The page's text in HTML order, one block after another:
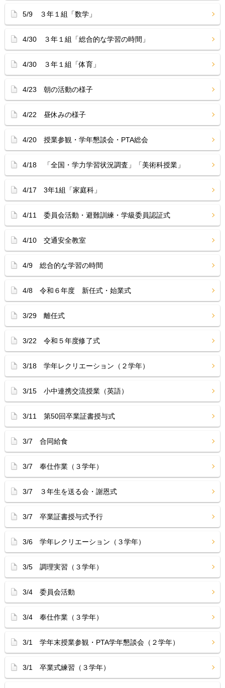
5/9 ３年１組「数学」
4/30 ３年１組「総合的な学習の時間」
4/30 ３年１組「体育」
4/23 朝の活動の様子
4/22 昼休みの様子
4/20 授業参観・学年懇談会・PTA総会
4/18 「全国・学力学習状況調査」「美術科授業」
4/17 3年1組「家庭科」
4/11 委員会活動・避難訓練・学級委員認証式
4/10 交通安全教室
4/9 総合的な学習の時間
4/8 令和６年度 新任式・始業式
3/29 離任式
3/22 令和５年度修了式
3/18 学年レクリエーション（２学年）
3/15 小中連携交流授業（英語）
3/11 第50回卒業証書授与式
3/7 合同給食
3/7 奉仕作業（３学年）
3/7 ３年生を送る会・謝恩式
3/7 卒業証書授与式予行
3/6 学年レクリエーション（３学年）
3/5 調理実習（３学年）
3/4 委員会活動
3/4 奉仕作業（３学年）
3/1 学年末授業参観・PTA学年懇談会（２学年）
3/1 卒業式練習（３学年）